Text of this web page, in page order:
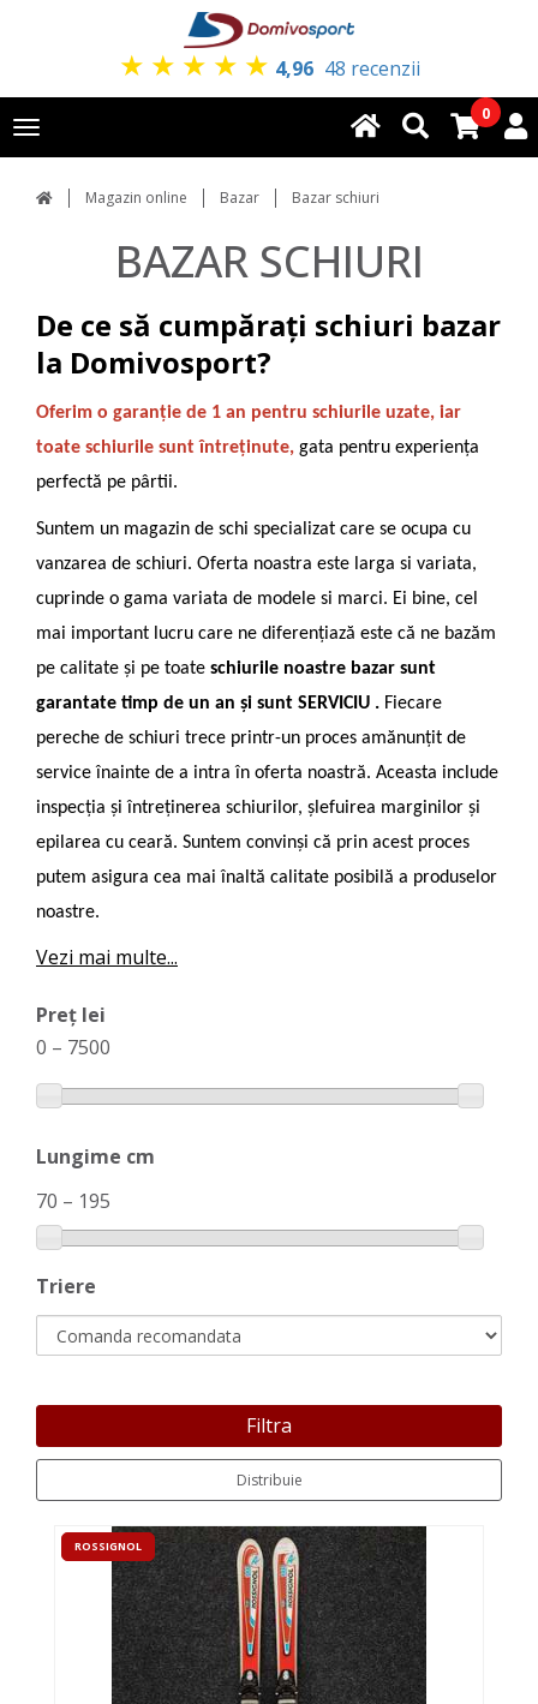
★ ★ ★ ★ ★ 4,96 48 recenzii
Toggle
navigation
0
Magazin online Bazar Bazar schiuri
BAZAR SCHIURI
De ce să cumpărați schiuri bazar
la Domivosport?
Oferim o garanție de 1 an pentru schiurile uzate, iar
toate schiurile sunt întreținute, gata pentru experiența
perfectă pe pârtii.
Suntem un magazin de schi specializat care se ocupa cu
vanzarea de schiuri. Oferta noastra este larga si variata,
cuprinde o gama variata de modele si marci. Ei bine, cel
mai important lucru care ne diferențiază este că ne bazăm
pe calitate și pe toate schiurile noastre bazar sunt
garantate timp de un an și sunt SERVICIU . Fiecare
pereche de schiuri trece printr-un proces amănunțit de
service înainte de a intra în oferta noastră. Aceasta include
inspecția și întreținerea schiurilor, șlefuirea marginilor și
epilarea cu ceară. Suntem convinși că prin acest proces
putem asigura cea mai înaltă calitate posibilă a produselor
noastre.
Vezi mai multe...
Preț lei
0 – 7500
Lungime cm
70 – 195
Triere
Filtra
Distribuie
ROSSIGNOL